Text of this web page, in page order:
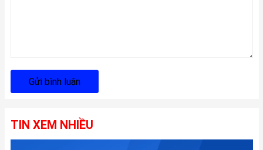
Gửi bình luận
TIN XEM NHIỀU